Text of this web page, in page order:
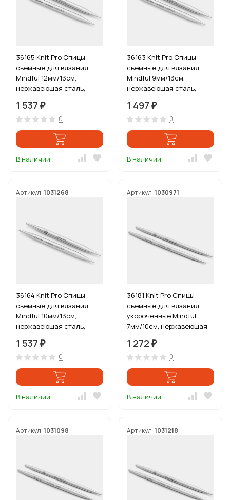
36165 Knit Pro Спицы
съемные для вязания
Mindful 12мм/13см,
нержавеющая сталь,
1 537 ₽
0
В наличии
36163 Knit Pro Спицы
съемные для вязания
Mindful 9мм/13см,
нержавеющая сталь,
1 497 ₽
0
В наличии
Артикул:1031268
36164 Knit Pro Спицы
съемные для вязания
Mindful 10мм/13см,
нержавеющая сталь,
1 537 ₽
0
В наличии
Артикул:1030971
36181 Knit Pro Спицы
съемные для вязания
укороченные Mindful
7мм/10см, нержавеющая
1 272 ₽
0
В наличии
Артикул:1031098 Артикул:1031218